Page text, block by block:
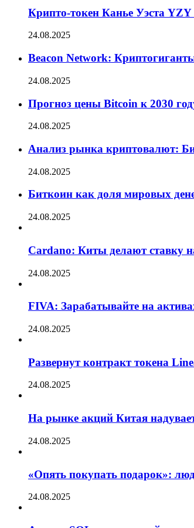
Крипто-токен Канье Уэста
24.08.2025
Beacon Network:
24.08.2025
Прогноз цены Bitcoin к 2030
24.08.2025
Анализ рынка криптовалют:
24.08.2025
Биткоин как доля мировых
24.08.2025
Cardano: Киты делают ставку
24.08.2025
FIVA: Зарабатывайте на
24.08.2025
Развернут контракт токена
24.08.2025
На рынке акций Китая
24.08.2025
«Опять покупать подарок»:
24.08.2025